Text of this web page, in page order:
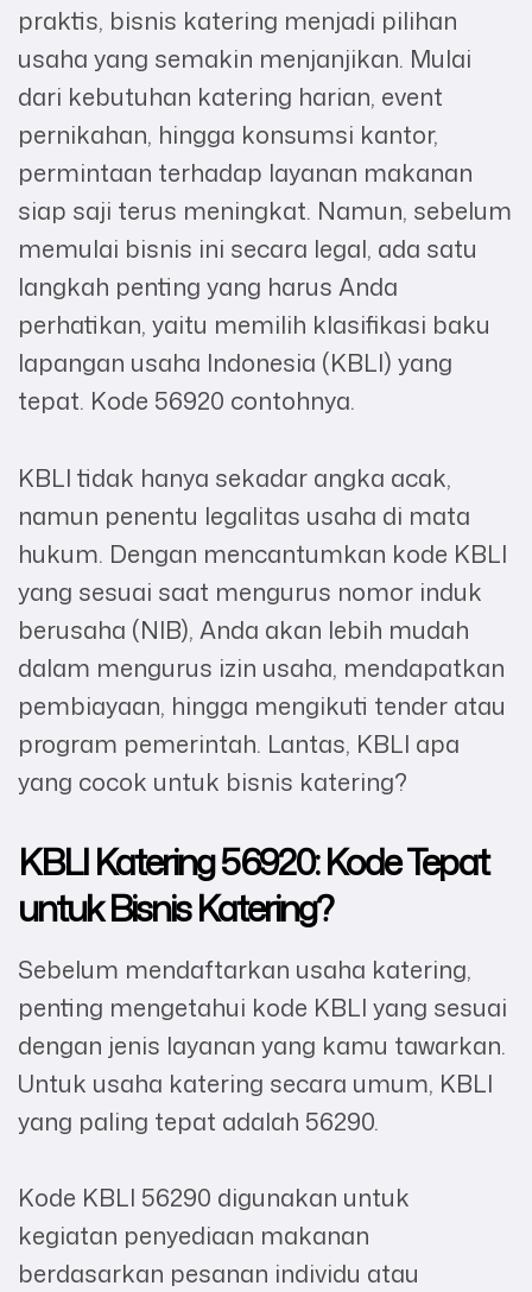
praktis, bisnis katering menjadi pilihan
usaha yang semakin menjanjikan. Mulai
dari kebutuhan katering harian, event
pernikahan, hingga konsumsi kantor,
permintaan terhadap layanan makanan
siap saji terus meningkat. Namun, sebelum
memulai bisnis ini secara legal, ada satu
langkah penting yang harus Anda
perhatikan, yaitu memilih klasifikasi baku
lapangan usaha Indonesia (KBLI) yang
tepat. Kode 56920 contohnya.
KBLI tidak hanya sekadar angka acak,
namun penentu legalitas usaha di mata
hukum. Dengan mencantumkan kode KBLI
yang sesuai saat mengurus nomor induk
berusaha (NIB), Anda akan lebih mudah
dalam mengurus izin usaha, mendapatkan
pembiayaan, hingga mengikuti tender atau
program pemerintah. Lantas, KBLI apa
yang cocok untuk bisnis katering?
KBLI Katering 56920: Kode Tepat
untuk Bisnis Katering?
Sebelum mendaftarkan usaha katering,
penting mengetahui kode KBLI yang sesuai
dengan jenis layanan yang kamu tawarkan.
Untuk usaha katering secara umum, KBLI
yang paling tepat adalah 56290.
Kode KBLI 56290 digunakan untuk
kegiatan penyediaan makanan
berdasarkan pesanan individu atau